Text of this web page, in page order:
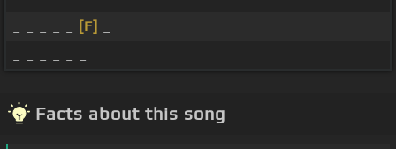
[F]
Facts about this song